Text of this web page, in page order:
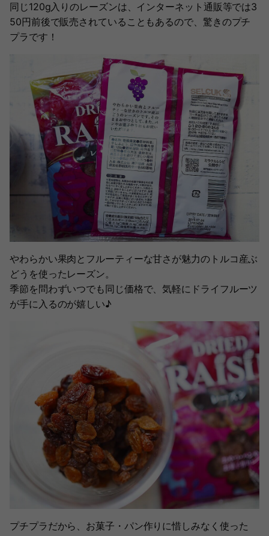
同じ120g入りのレーズンは、インターネット通販等では3
50円前後で販売されていることもあるので、驚きのプチ
プラです！
やわらかい果肉とフルーティーな甘さが魅力のトルコ産ぶ
どうを使ったレーズン。
季節を問わずいつでも同じ価格で、気軽にドライフルーツ
が手に入るのが嬉しい♪
プチプラだから、お菓子・パン作りに惜しみなく使った